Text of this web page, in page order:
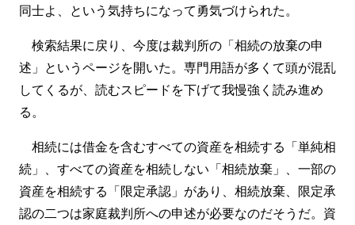
同士よ、という気持ちになって勇気づけられた。
検索結果に戻り、今度は裁判所の「相続の放棄の申
述」というページを開いた。専門用語が多くて頭が混乱
してくるが、読むスピードを下げて我慢強く読み進め
る。
相続には借金を含むすべての資産を相続する「単純相
続」、すべての資産を相続しない「相続放棄」、一部の
資産を相続する「限定承認」があり、相続放棄、限定承
認の二つは家庭裁判所への申述が必要なのだそうだ。資